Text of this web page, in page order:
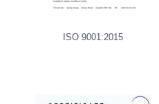
ISO 9001:2015